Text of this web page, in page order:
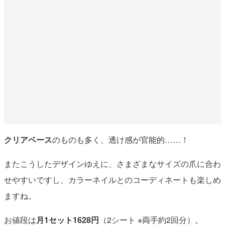
クリアベースのものも多く、透け感が官能的……！
またこうしたデザインゆえに、さまざまなサイズの爪に合わ
せやすいですし、カラーネイルとのコーディネートも楽しめ
ますね。
お値段は月1セット1628円 （2シート ※両手約2回分）。